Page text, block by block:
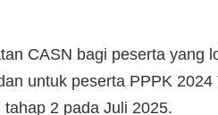
CASN bagi peserta yang
untuk peserta PPPK 2024
2 pada Juli 2025.